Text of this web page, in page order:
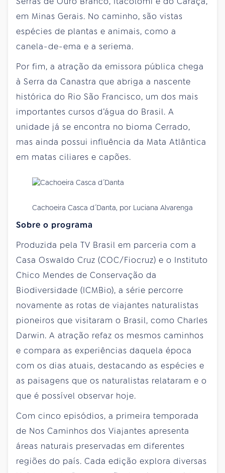
em Minas Gerais. No caminho, são vistas
espécies de plantas e animais, como a
canela-de-ema e a seriema.
Por fim, a atração da emissora pública chega
à Serra da Canastra que abriga a nascente
histórica do Rio São Francisco, um dos mais
importantes cursos d’água do Brasil. A
unidade já se encontra no bioma Cerrado,
mas ainda possui influência da Mata Atlântica
em matas ciliares e capões.
Cachoeira Casca d´Danta, por Luciana Alvarenga
Sobre o programa
Produzida pela TV Brasil em parceria com a
Casa Oswaldo Cruz (COC/Fiocruz) e o Instituto
Chico Mendes de Conservação da
Biodiversidade (ICMBio), a série percorre
novamente as rotas de viajantes naturalistas
pioneiros que visitaram o Brasil, como Charles
Darwin. A atração refaz os mesmos caminhos
e compara as experiências daquela época
com os dias atuais, destacando as espécies e
as paisagens que os naturalistas relataram e o
que é possível observar hoje.
Com cinco episódios, a primeira temporada
de Nos Caminhos dos Viajantes apresenta
áreas naturais preservadas em diferentes
regiões do país. Cada edição explora diversas